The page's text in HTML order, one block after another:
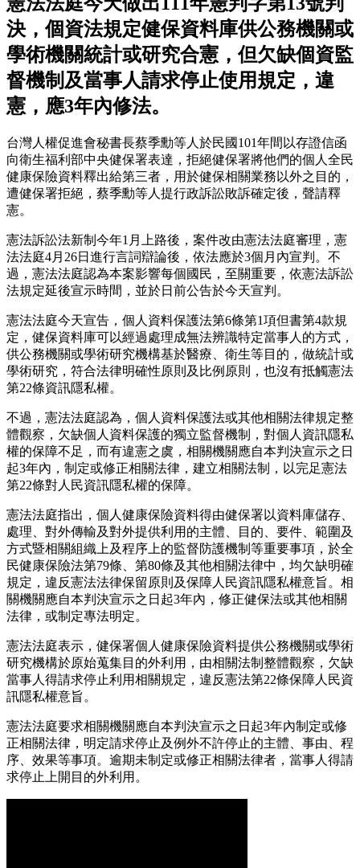
決，個資法規定健保資料庫供公務機關或
學術機關統計或研究合憲，但欠缺個資監
督機制及當事人請求停止使用規定，違
憲，應3年內修法。
台灣人權促進會秘書長蔡季勳等人於民國101年間以存證信函
向衛生福利部中央健保署表達，拒絕健保署將他們的個人全民
健康保險資料釋出給第三者，用於健保相關業務以外之目的，
遭健保署拒絕，蔡季勳等人提行政訴訟敗訴確定後，聲請釋
憲。
憲法訴訟法新制今年1月上路後，案件改由憲法法庭審理，憲
法法庭4月26日進行言詞辯論後，依法應於3個月內宣判。不
過，憲法法庭認為本案影響每個國民，至關重要，依憲法訴訟
法規定延後宣示時間，並於日前公告於今天宣判。
憲法法庭今天宣告，個人資料保護法第6條第1項但書第4款規
定，健保資料庫可以經過處理成無法辨識特定當事人的方式，
供公務機關或學術研究機構基於醫療、衛生等目的，做統計或
學術研究，符合法律明確性原則及比例原則，也沒有抵觸憲法
第22條資訊隱私權。
不過，憲法法庭認為，個人資料保護法或其他相關法律規定整
體觀察，欠缺個人資料保護的獨立監督機制，對個人資訊隱私
權的保障不足，而有違憲之虞，相關機關應自本判決宣示之日
起3年內，制定或修正相關法律，建立相關法制，以完足憲法
第22條對人民資訊隱私權的保障。
憲法法庭指出，個人健康保險資料得由健保署以資料庫儲存、
處理、對外傳輸及對外提供利用的主體、目的、要件、範圍及
方式暨相關組織上及程序上的監督防護機制等重要事項，於全
民健康保險法第79條、第80條及其他相關法律中，均欠缺明確
規定，違反憲法法律保留原則及保障人民資訊隱私權意旨。相
關機關應自本判決宣示之日起3年內，修正健保法或其他相關
法律，或制定專法明定。
憲法法庭表示，健保署個人健康保險資料提供公務機關或學術
研究機構於原始蒐集目的外利用，由相關法制整體觀察，欠缺
當事人得請求停止利用相關規定，違反憲法第22條保障人民資
訊隱私權意旨。
憲法法庭要求相關機關應自本判決宣示之日起3年內制定或修
正相關法律，明定請求停止及例外不許停止的主體、事由、程
序、效果等事項。逾期未制定或修正相關法律者，當事人得請
求停止上開目的外利用。